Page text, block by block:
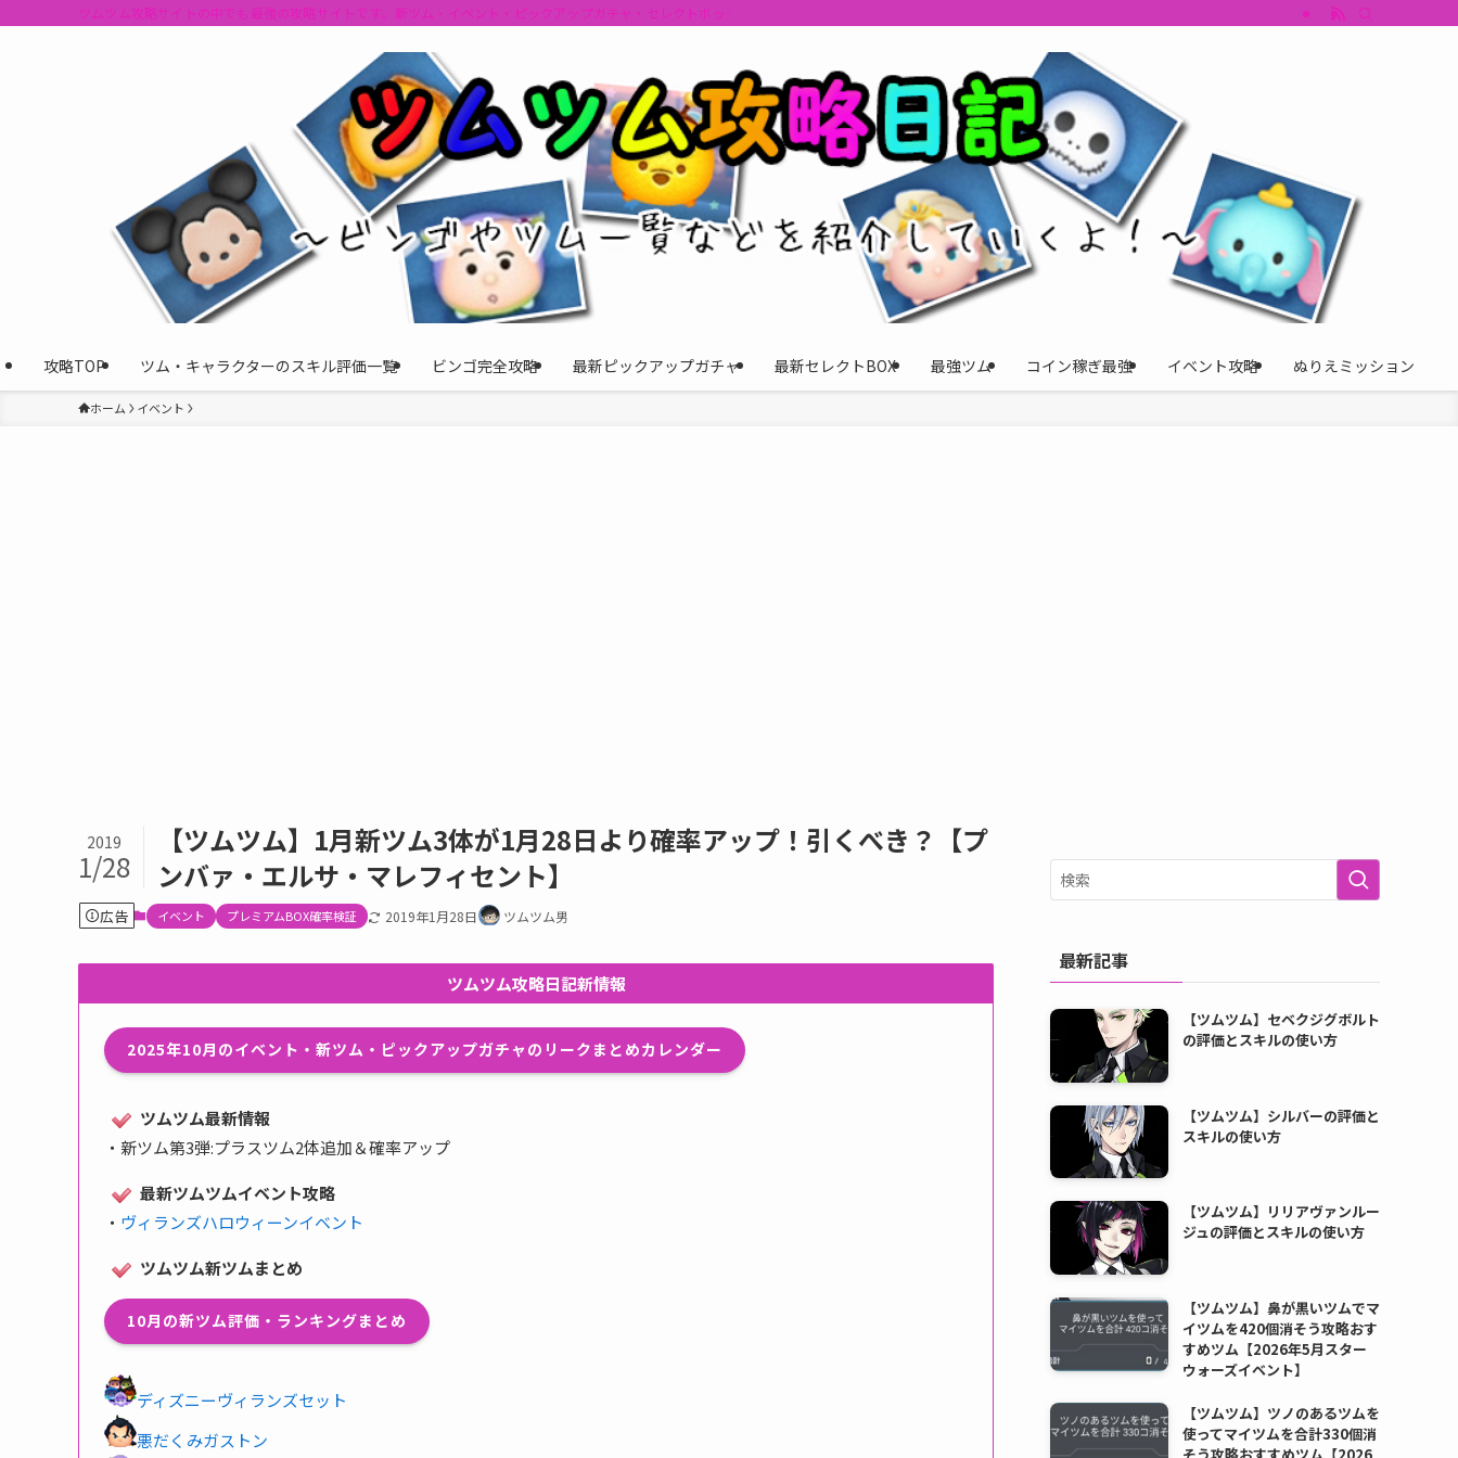
ツムツム攻略サイトの中でも最強の攻略サイトです。新ツム・イベント・ピックアップガチャ・セレクトボックスの情報を最速で提供しビンゴのおすすめツム・キャラ評価も丁寧に解説。ツムツムイベント、ツムツム攻略、ツムツ
攻略TOP ツム・キャラクターのスキル評価一覧 ビンゴ完全攻略 最新ピックアップガチャ 最新セレクトBOX 最強ツム コイン稼ぎ最強 イベント攻略 ぬりえミッション
ホーム イベント
【ツムツム】1月新ツム3体が1月28日より確率アップ！引くべき？【プ
ンバァ・エルサ・マレフィセント】
2019
1/28
広告 イベント プレミアムBOX確率検証 2019年1月28日 ツムツム男
ツムツム攻略日記新情報
2025年10月のイベント・新ツム・ピックアップガチャのリークまとめカレンダー
ツムツム最新情報
・ 新ツム第3弾:プラスツム2体追加＆確率アップ
最新ツムツムイベント攻略
・ ヴィランズハロウィーンイベント
ツムツム新ツムまとめ
10月の新ツム評価・ランキングまとめ
ディズニーヴィランズセット
悪だくみガストン
最新記事
【ツムツム】セベクジグボルト
の評価とスキルの使い方
【ツムツム】シルバーの評価と
スキルの使い方
【ツムツム】リリアヴァンルー
ジュの評価とスキルの使い方
【ツムツム】鼻が黒いツムでマ
イツムを420個消そう攻略おす
すめツム【2026年5月スター
ウォーズイベント】
【ツムツム】ツノのあるツムを
使ってマイツムを合計330個消